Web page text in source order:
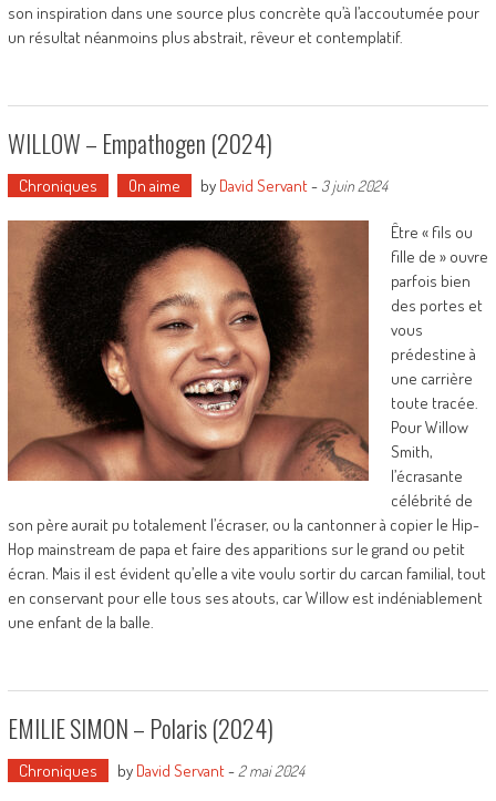
son inspiration dans une source plus concrète qu’à l’accoutumée pour
un résultat néanmoins plus abstrait, rêveur et contemplatif.
WILLOW – Empathogen (2024)
Chroniques On aime by David Servant- 3 juin 2024
Être « fils ou
fille de » ouvre
parfois bien
des portes et
vous
prédestine à
une carrière
toute tracée.
Pour Willow
Smith,
l’écrasante
célébrité de
son père aurait pu totalement l’écraser, ou la cantonner à copier le Hip-
Hop mainstream de papa et faire des apparitions sur le grand ou petit
écran. Mais il est évident qu’elle a vite voulu sortir du carcan familial, tout
en conservant pour elle tous ses atouts, car Willow est indéniablement
une enfant de la balle.
EMILIE SIMON – Polaris (2024)
Chroniques by David Servant- 2 mai 2024